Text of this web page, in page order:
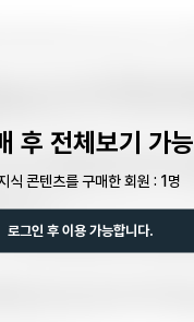
후 전체보기 가능
식 콘텐츠를 구매한 회원 : 1명
로그인 후 이용 가능합니다.